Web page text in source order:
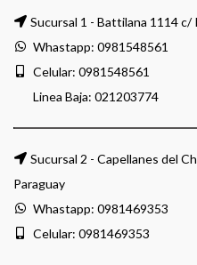
Sucursal 1 - Battilana 1114 c/
Whastapp: 0981548561
Celular: 0981548561
Linea Baja: 021203774
Sucursal 2 - Capellanes del
Paraguay
Whastapp: 0981469353
Celular: 0981469353